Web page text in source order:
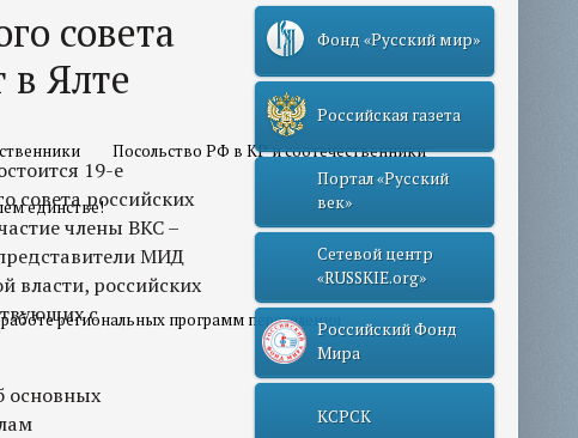
Посольство РФ в КР и соотечественники
единстве!
региональных программ переселения
совета
в Ялте
19-е
совета российских
члены ВКС –
МИД
власти, российских
с
основных
Фонд «Русский мир»
Российская газета
Портал «Русский
век»
Сетевой центр
«RUSSKIE.org»
Российский Фонд
Мира
КСРСК